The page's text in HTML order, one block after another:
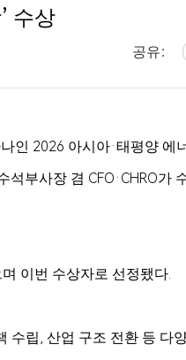
수상
공유：
인 2026 아시아·태평양 에
부사장 겸 CFO·CHRO가
이번 수상자로 선정됐다.
수립, 산업 구조 전환 등 다